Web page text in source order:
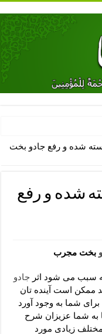
محبت شوهر
بخش
من اظهر الجمیل برای
مخصوص مستجاب الدعوه
بی خوابی کودکان
چشم زخم ماشاالله
قلب و رفع اضطراب
حضرت سلیمان
شده و رفع جادو بخت
شده و رفع
بخت مجرب
سبب می شود اثر جادو
ممکن است آینده تان
شما به وجود آورد
به شما عزیزان شرح
زیادی مورد